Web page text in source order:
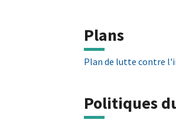
Plans
Plan de lutte contre
Politiques